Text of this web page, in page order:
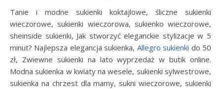
Tanie i modne sukienki koktajlowe, śliczne sukienki
wieczorowe, sukienki wieczorowa, sukienko wieczorowe,
sheinside sukienki, Jak stworzyć eleganckie stylizacje w 5
minut? Najlepsza elegancja sukienka, Allegro sukienki do 50
zł, Zwiewne sukienki na lato wyprzedaż w butik online.
Modna sukienka w kwiaty na wesele, sukienki sylwestrowe,
sukienka na chrzest dla mamy, sukni wieczorowe, sukienki